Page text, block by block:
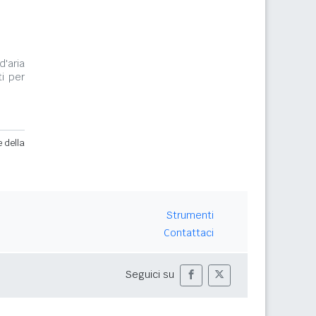
per
della
Strumenti
Contattaci
Seguici su